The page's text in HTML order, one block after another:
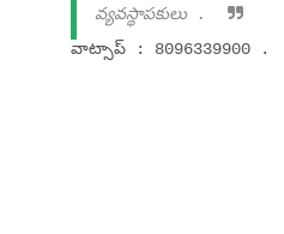
వ్యవస్థాపకులు .
వాట్సాప్ : 8096339900 .